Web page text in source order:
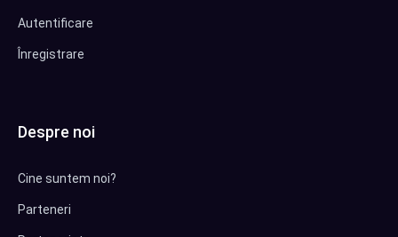
Autentificare
Înregistrare
Despre noi
Cine suntem noi?
Parteneri